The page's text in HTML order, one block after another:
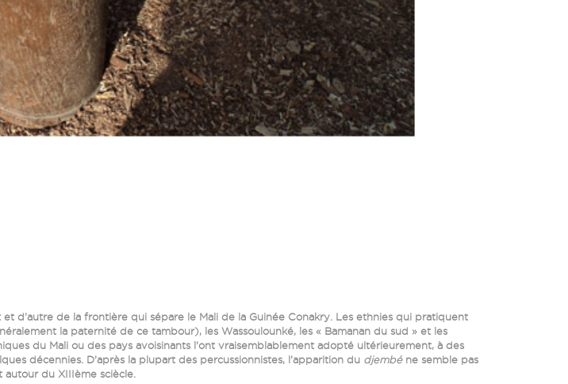
d’autre de la frontière qui sépare le Mali de la Guinée Conakry. Les ethnies qui pratiquent
la paternité de ce tambour), les Wassoulounké, les « Bamanan du sud » et les
du Mali ou des pays avoisinants l’ont vraisemblablement adopté ultérieurement, à des
décennies. D’après la plupart des percussionnistes, l’apparition du djembéne semble pas
du XIIIème sciècle.